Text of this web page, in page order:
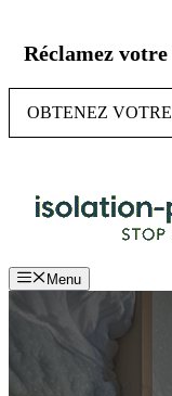
contenu
Réclamez
OBTENEZ
Menu